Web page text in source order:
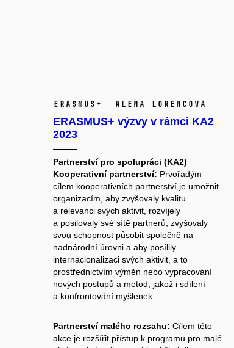
ERASMUS+ Alena Lorencová
ERASMUS+ výzvy v rámci KA2
2023
Partnerství pro spolupráci (KA2)
Kooperativní partnerství: Prvořadým
cílem kooperativních partnerství je umožnit
organizacím, aby zvyšovaly kvalitu
a relevanci svých aktivit, rozvíjely
a posilovaly své sítě partnerů, zvyšovaly
svou schopnost působit společně na
nadnárodní úrovni a aby posílily
internacionalizaci svých aktivit, a to
prostřednictvím výměn nebo vypracování
nových postupů a metod, jakož i sdílení
a konfrontování myšlenek.
Partnerství malého rozsahu: Cílem této
akce je rozšířit přístup k programu pro malé